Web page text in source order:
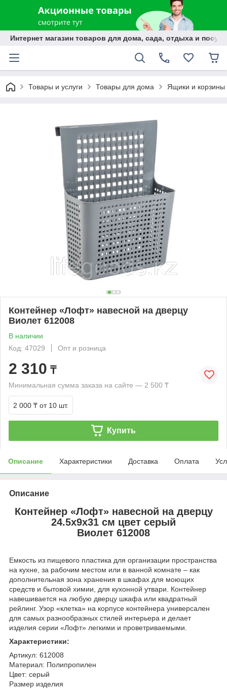
Интернет магазин товаров для дома, сада, отдыха и
Товары и услуги Товары для дома Ящики и корзины
Контейнер «Лофт» навесной на дверцу
Виолет 612008
В наличии
Код: 47029
Опт и розница
2 310 ₸
Минимальная сумма заказа на сайте — 2 500 ₸
2 000 ₸ от 10 шт.
Купить
Описание Характеристики Доставка Оплата
Описание
Контейнер «Лофт» навесной на дверцу
24.5х9х31 см цвет серый
Виолет 612008
Емкость из пищевого пластика для организации пространства
на кухне, за рабочим местом или в ванной комнате – как
дополнительная зона хранения в шкафах для моющих
средств и бытовой химии, для кухонной утвари. Контейнер
навешивается на любую дверцу шкафа или квадратный
рейлинг. Узор «клетка» на корпусе контейнера универсален
для самых разнообразных стилей интерьера и делает
изделия серии «Лофт» легкими и проветриваемыми.
Характеристики:
Артикул: 612008
Материал: Полипропилен
Цвет: серый
Размер изделия